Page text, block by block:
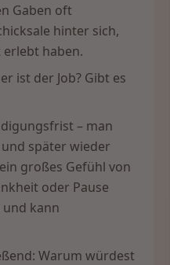
Gaben oft
hinter sich,
erlebt haben.
ist der Job? Gibt es
– man
später wieder
großes Gefühl von
oder Pause
und kann
Warum würdest